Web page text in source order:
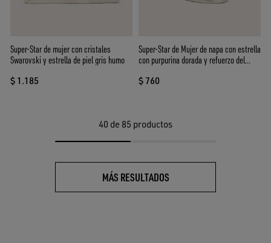
Super-Star de mujer con cristales
Swarovski y estrella de piel gris humo
$ 1.185
Super-Star de Mujer de napa con estrella
con purpurina dorada y refuerzo del
$ 760
40 de 85 productos
MÁS RESULTADOS